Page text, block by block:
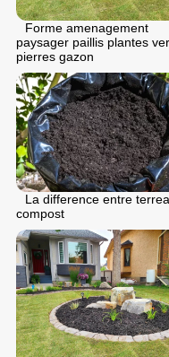
Forme amenagement
paysager paillis plantes
pierres gazon
La difference entre
compost